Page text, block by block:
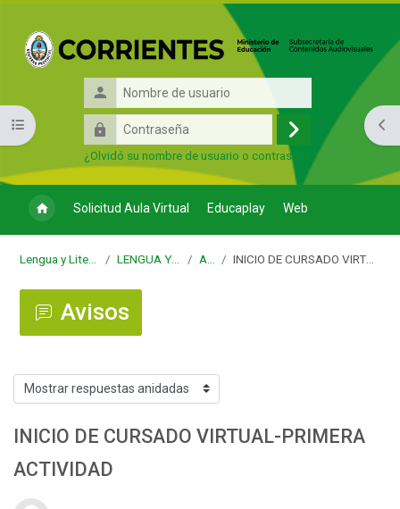
Nombre
de
usuario
Contraseña
Acceder
¿Olvidó su nombre de usuario o contraseña?
Solicitud Aula Virtual Educaplay Web
Abrir índice del curso
INICIO DE CURSADO VIRTUAL-PRIMERA ACTIVIDAD
Avisos
Mostrar modo
INICIO DE CURSADO VIRTUAL-PRIMERA
ACTIVIDAD